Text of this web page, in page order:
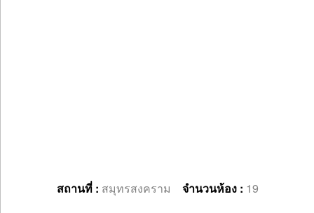
สถานที่ : สมุทรสงคราม จำนวนห้อง : 19